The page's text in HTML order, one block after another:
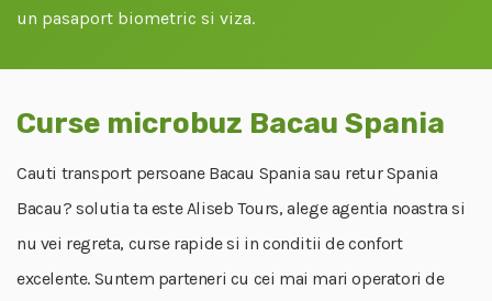
un pasaport biometric si viza.
Curse microbuz Bacau Spania
Cauti transport persoane Bacau Spania sau retur Spania
Bacau? solutia ta este Aliseb Tours, alege agentia noastra si
nu vei regreta, curse rapide si in conditii de confort
excelente. Suntem parteneri cu cei mai mari operatori de